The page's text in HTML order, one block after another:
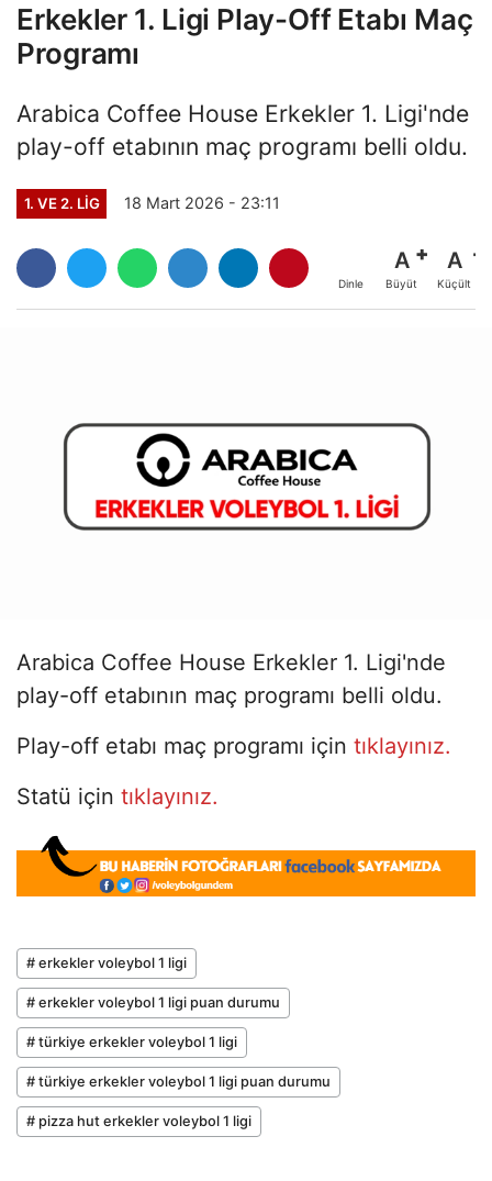
Erkekler 1. Ligi Play-Off Etabı Maç
Programı
Arabica Coffee House Erkekler 1. Ligi'nde
play-off etabının maç programı belli oldu.
1. VE 2. LIG 18 Mart 2026 - 23:11
Dinle
A
Büyüt
A
Küçült
Arabica Coffee House Erkekler 1. Ligi'nde
play-off etabının maç programı belli oldu.
Play-off etabı maç programı için tıklayınız.
Statü için tıklayınız.
# erkekler voleybol 1 ligi
# erkekler voleybol 1 ligi puan durumu
# türkiye erkekler voleybol 1 ligi
# türkiye erkekler voleybol 1 ligi puan durumu
# pizza hut erkekler voleybol 1 ligi